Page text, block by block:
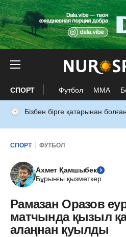
СПОРТ Футбол ММА
Бізбен бірге қатарынан
СПОРТ ФУТБОЛ
Ахмет Қамшыбек
Бұрынғы қызметкер
Рамазан Оразов
матчында қызыл
алаңнан қуылды